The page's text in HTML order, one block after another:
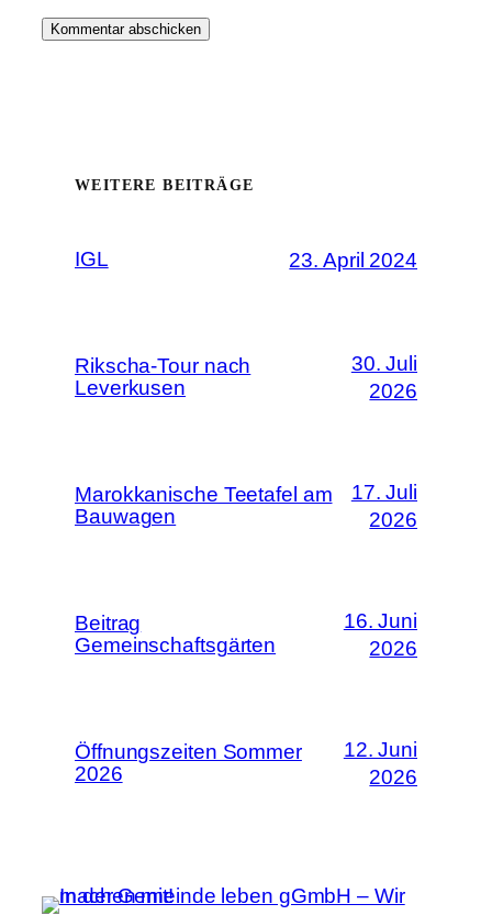
WEITERE BEITRÄGE
IGL 23. April 2024
Rikscha-Tour nach
Leverkusen
30. Juli
2026
Marokkanische Teetafel am
Bauwagen
17. Juli
2026
Beitrag
Gemeinschaftsgärten
16. Juni
2026
Öffnungszeiten Sommer
2026
12. Juni
2026